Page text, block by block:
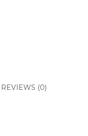
REVIEWS (0)